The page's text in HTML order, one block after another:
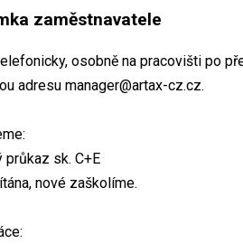
zaměstnavatele
osobně na pracovišti po
adresu manager@artax-cz.cz.
průkaz sk. C+E
nové zaškolíme.